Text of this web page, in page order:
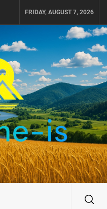
FRIDAY, AUGUST 7, 2026